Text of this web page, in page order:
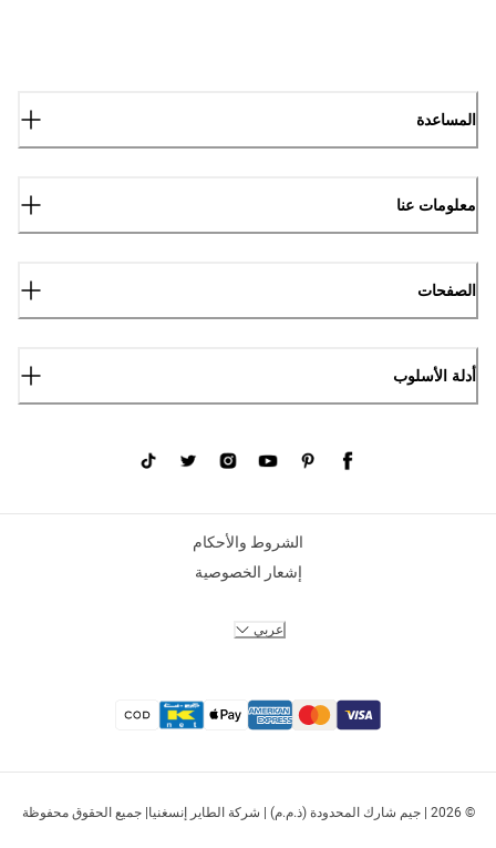
المساعدة
معلومات عنا
الصفحات
أدلة الأسلوب
© 2026 | جيم شارك المحدودة (ذ.م.م) | شركة الطاير إنسغنيا| جميع الحقوق محفوظة
الشروط والأحكام
إشعار الخصوصية
عربي